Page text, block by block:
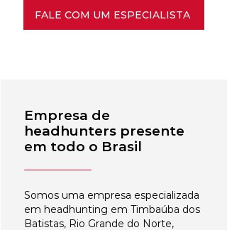
FALE COM UM ESPECIALISTA
Empresa de
headhunters presente
em todo o Brasil
Somos uma empresa especializada
em headhunting em Timbaúba dos
Batistas, Rio Grande do Norte,